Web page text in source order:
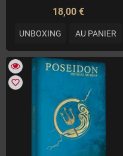
18,00 €
UNBOXING AU PANIER
favorite_border